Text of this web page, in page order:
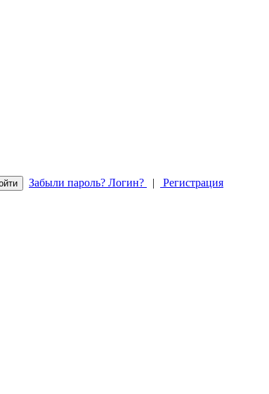
Забыли пароль? Логин? | Регистрация